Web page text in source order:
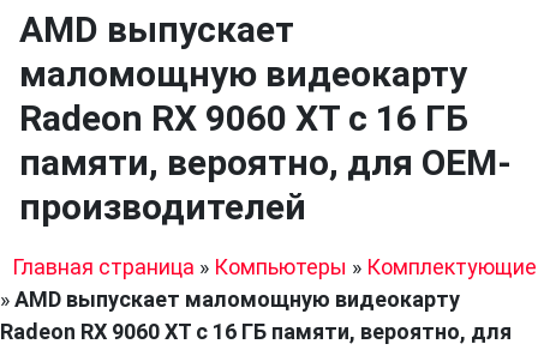
AMD выпускает
маломощную видеокарту
Radeon RX 9060 XT с 16 ГБ
памяти, вероятно, для OEM-
производителей
Главная страница » Компьютеры » Комплектующие
»AMD выпускает маломощную видеокарту
Radeon RX 9060 XT с 16 ГБ памяти, вероятно, для